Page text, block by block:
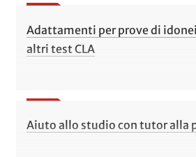
Adattamenti per prove di
altri test CLA
Aiuto allo studio con tutor alla